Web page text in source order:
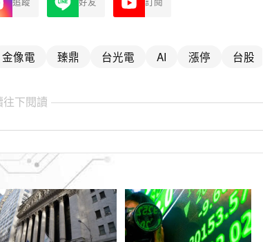
追蹤 好友 訂閱
金像電 臻鼎 台光電 AI 漲停 台股
往下閱讀